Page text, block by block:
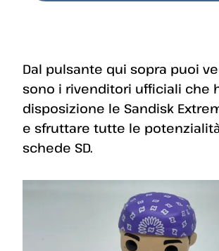
Dal pulsante qui sopra puoi
sono i rivenditori ufficiali che
disposizione le Sandisk
e sfruttare tutte le
schede SD.